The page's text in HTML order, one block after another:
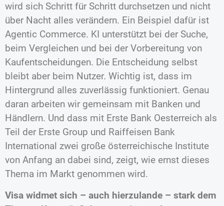
wird sich Schritt für Schritt durchsetzen und nicht
über Nacht alles verändern. Ein Beispiel dafür ist
Agentic Commerce. KI unterstützt bei der Suche,
beim Vergleichen und bei der Vorbereitung von
Kaufentscheidungen. Die Entscheidung selbst
bleibt aber beim Nutzer. Wichtig ist, dass im
Hintergrund alles zuverlässig funktioniert. Genau
daran arbeiten wir gemeinsam mit Banken und
Händlern. Und dass mit Erste Bank Oesterreich als
Teil der Erste Group und Raiffeisen Bank
International zwei große österreichische Institute
von Anfang an dabei sind, zeigt, wie ernst dieses
Thema im Markt genommen wird.
Visa widmet sich – auch hierzulande – stark dem